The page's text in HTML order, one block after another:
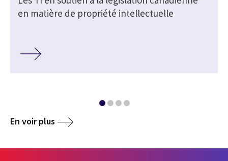
en matière de propriété intellectuelle
En voir plus